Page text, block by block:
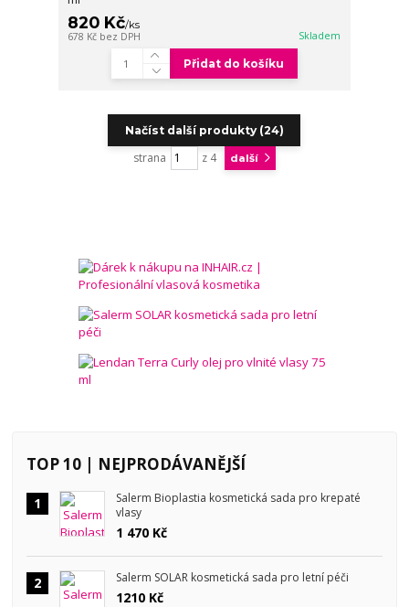
TOP 10 | NEJPRODÁVANĚJŠÍ
1
Salerm Bioplastia kosmetická sada pro krepaté
vlasy
1 470 Kč
2 Salerm SOLAR kosmetická sada pro letní péči
1210 Kč
820 Kč/ks
678 Kč bez DPH Skladem
Přidat do košíku
Načíst další produkty (24)
strana z 4 další